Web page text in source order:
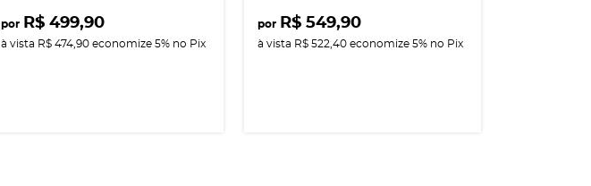
por R$ 499,90
à vista R$ 474,90economize 5% no Pix
por R$ 549,90
à vista R$ 522,40 economize 5% no Pix